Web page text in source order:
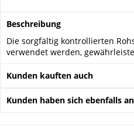
Beschreibung
Die sorgfältig kontrollierten
verwendet werden,
Kunden kauften auch
Kunden haben sich ebenfalls